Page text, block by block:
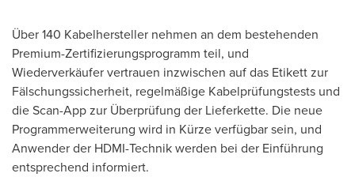
Über 140 Kabelhersteller nehmen an dem bestehenden
Premium-Zertifizierungsprogramm teil, und
Wiederverkäufer vertrauen inzwischen auf das Etikett zur
Fälschungssicherheit, regelmäßige Kabelprüfungstests und
die Scan-App zur Überprüfung der Lieferkette. Die neue
Programmerweiterung wird in Kürze verfügbar sein, und
Anwender der HDMI-Technik werden bei der Einführung
entsprechend informiert.